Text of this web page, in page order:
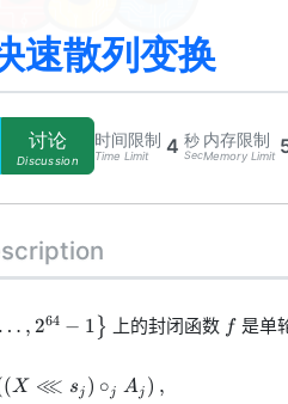
速散列变换
讨论
Discussion
时间限制
Time Limit 4 秒
Sec
内存限制
Memory Limit
1\right\}
… , 264 − 1 } 上的封闭函数 ff是单
\left((X\lll
(X ⋘ sj ) ∘j Aj ) ,